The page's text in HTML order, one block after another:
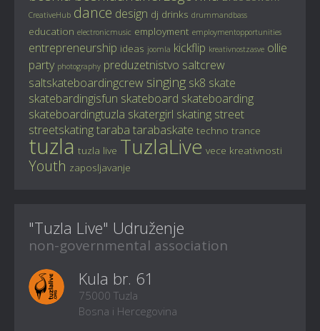
CreativeHub dance design dj drinks drummandbass
education electronicmusic employment employmentopportunities
entrepreneurship ideas joomla kickflip kreativnostzasve ollie
party photography preduzetnistvo saltcrew
saltskateboardingcrew singing sk8 skate
skatebardingisfun skateboard skateboarding
skateboardingtuzla skatergirl skating street
streetskatingtaraba tarabaskate techno trance
tuzla tuzla live TuzlaLive vece kreativnosti
Youth zaposljavanje
"Tuzla Live" Udruženje
non-governmental association
Kula br. 61
75000 Tuzla
Bosna i Hercegovina